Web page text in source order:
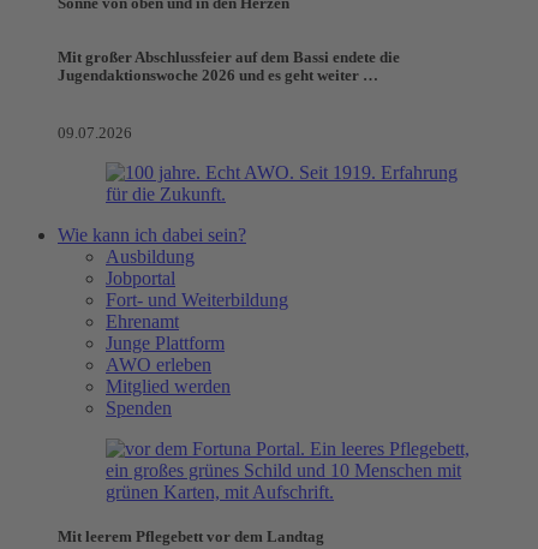
Sonne von oben und in den Herzen
Mit großer Abschlussfeier auf dem Bassi endete die
Jugendaktionswoche 2026 und es geht weiter …
09.07.2026
Wie kann ich dabei sein?
Ausbildung
Jobportal
Fort- und Weiterbildung
Ehrenamt
Junge Plattform
AWO erleben
Mitglied werden
Spenden
Mit leerem Pflegebett vor dem Landtag